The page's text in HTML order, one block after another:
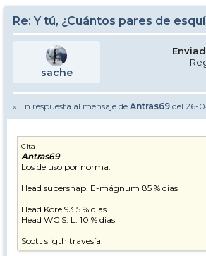
Re: Y tú, ¿Cuántos pares de
sache
» En respuesta al mensaje de Antras69 del 26-
Cita
Antras69
Los de uso por norma.
Head supershap. E-mágnum 85 % dias
Head Kore 93 5 % dias
Head WC S. L. 10 % dias
Scott sligth travesía.